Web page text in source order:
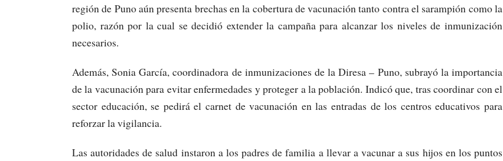
región de Puno aún presenta brechas en la cobertura de vacunación tanto contra el sarampión como la
polio, razón por la cual se decidió extender la campaña para alcanzar los niveles de inmunización
necesarios.
Además, Sonia García, coordinadora de inmunizaciones de la Diresa – Puno, subrayó la importancia
de la vacunación para evitar enfermedades y proteger a la población. Indicó que, tras coordinar con el
sector educación, se pedirá el carnet de vacunación en las entradas de los centros educativos para
reforzar la vigilancia.
Las autoridades de salud instaron a los padres de familia a llevar a vacunar a sus hijos en los puntos